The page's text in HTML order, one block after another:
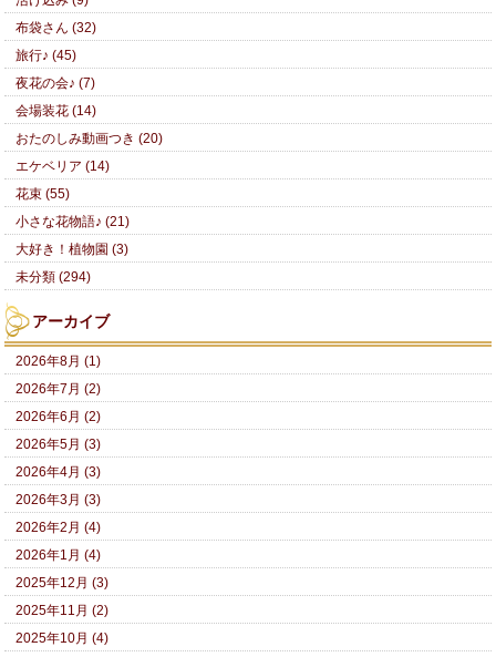
布袋さん (32)
旅行♪ (45)
夜花の会♪ (7)
会場装花 (14)
おたのしみ動画つき (20)
エケベリア (14)
花束 (55)
小さな花物語♪ (21)
大好き！植物園 (3)
未分類 (294)
アーカイブ
2026年8月 (1)
2026年7月 (2)
2026年6月 (2)
2026年5月 (3)
2026年4月 (3)
2026年3月 (3)
2026年2月 (4)
2026年1月 (4)
2025年12月 (3)
2025年11月 (2)
2025年10月 (4)